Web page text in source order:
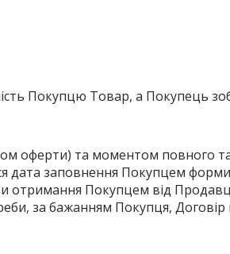
Покупцю Товар, а Покупець
оферти) та моментом повного
дата заповнення Покупцем
отримання Покупцем від
за бажанням Покупця,